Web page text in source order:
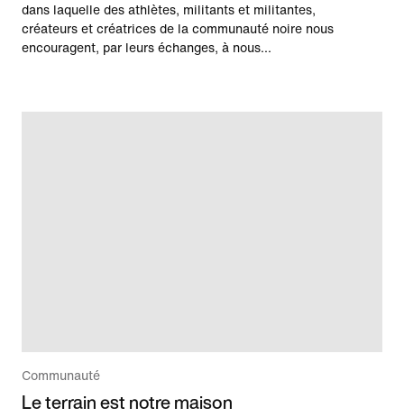
dans laquelle des athlètes, militants et militantes,
créateurs et créatrices de la communauté noire nous
encouragent, par leurs échanges, à nous...
Communauté
Le terrain est notre maison